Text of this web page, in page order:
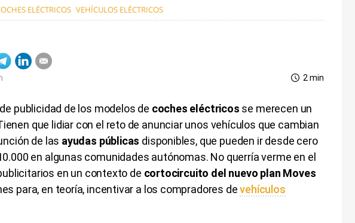
ELÉCTRICOS VEHÍCULOS ELÉCTRICOS
2 min
publicidad de los modelos de coches eléctricos se merecen un
que lidiar con el reto de anunciar unos vehículos que cambian
de las ayudas públicas disponibles, que pueden ir desde cero
en algunas comunidades autónomas. No querría verme en el
en un contexto de cortocircuito del nuevo plan Moves
para, en teoría, incentivar a los compradores devehículos